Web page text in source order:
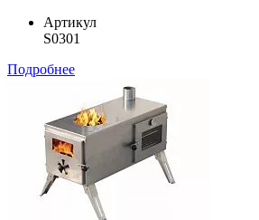
Артикул
S0301
Подробнее